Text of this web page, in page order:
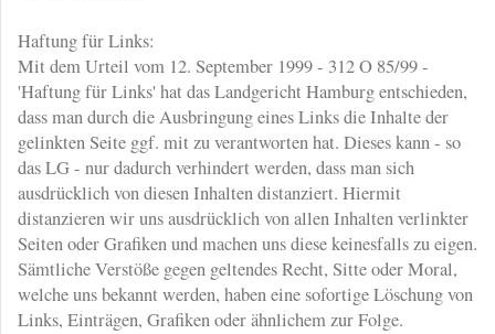
Haftung für Links:
Mit dem Urteil vom 12. September 1999 - 312 O 85/99 ­
'Haftung für Links' ­hat das Landgericht Hamburg entschieden,
dass man durch die Ausbringung eines Links die Inhalte der
gelinkten Seite ggf. mit zu verantworten hat. Dieses kann - so
das LG - nur dadurch verhindert werden, dass man sich
ausdrücklich von diesen Inhalten distanziert. Hiermit
distanzieren wir uns ausdrücklich von allen Inhalten verlinkter
Seiten oder Grafiken und machen uns diese keinesfalls zu eigen.
Sämtliche Verstöße gegen geltendes Recht, Sitte oder Moral,
welche uns bekannt werden, haben eine sofortige Löschung von
Links, Einträgen, Grafiken oder ähnlichem zur Folge.